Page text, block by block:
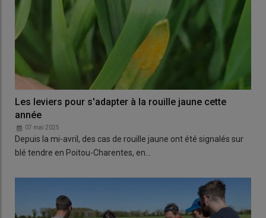
Les leviers pour s'adapter à la rouille jaune cette
année
07 mai 2025
Depuis la mi-avril, des cas de rouille jaune ont été signalés sur
blé tendre en Poitou-Charentes, en…